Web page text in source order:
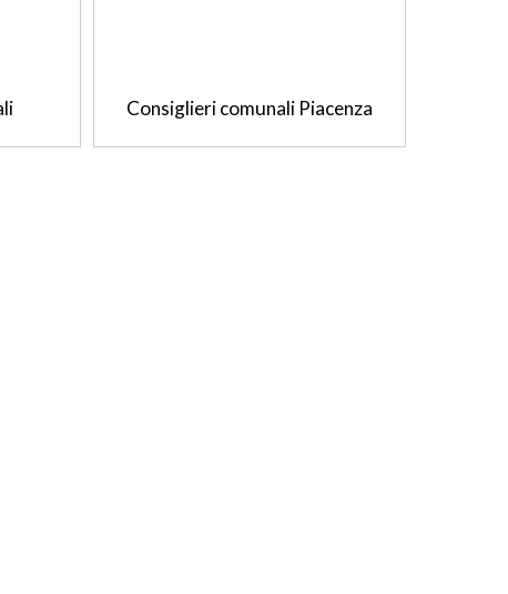
Consiglieri comunali Piacenza